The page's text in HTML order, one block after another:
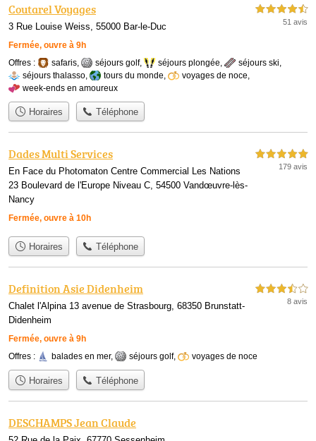
Coutarel Voyages
3 Rue Louise Weiss, 55000 Bar-le-Duc
Fermée, ouvre à 9h
4,5 étoiles sur 5
51 avis
Offres : safaris séjours golf, séjours plongée séjours ski
séjours thalasso
tours du monde voyages de noce
week-ends en amoureux
Horaires Téléphone
Dades Multi Services
En Face du Photomaton Centre Commercial Les Nations
23 Boulevard de l'Europe Niveau C, 54500 Vandœuvre-lès-
Nancy
Fermée, ouvre à 10h
5,0 étoiles sur 5
179 avis
Horaires Téléphone
Definition Asie Didenheim
Chalet l'Alpina 13 avenue de Strasbourg, 68350 Brunstatt-
Didenheim
Fermée, ouvre à 9h
3,5 étoiles sur 5
8 avis
Offres : balades en mer, séjours golf, voyages de noce
Horaires Téléphone
DESCHAMPS Jean Claude